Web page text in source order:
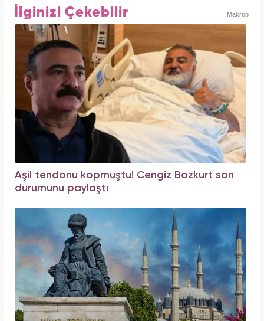
İlginizi Çekebilir Makroo
Aşil tendonu kopmuştu! Cengiz Bozkurt son
durumunu paylaştı